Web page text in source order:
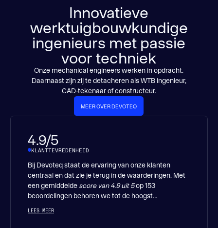
Innovatieve
werktuigbouwkundige
ingenieurs met passie
voor techniek
Onze mechanical engineers werken in opdracht.
Daarnaast zijn zij te detacheren als WTB ingenieur,
CAD-tekenaar of constructeur.
MEER OVER DEVOTEQ
4.9/5
KLANTTEVREDENHEID
Bij Devoteq staat de ervaring van onze klanten
centraal en dat zie je terug in de waarderingen. Met
een gemiddelde score van 4.9 uit 5op 153
beoordelingen behoren we tot de hoogst
LEES MEER